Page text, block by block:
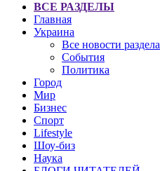
ВСЕ РАЗДЕЛЫ
Главная
Украина
Все новости раздела
События
Политика
Город
Мир
Бизнес
Спорт
Lifestyle
Шоу-биз
Наука